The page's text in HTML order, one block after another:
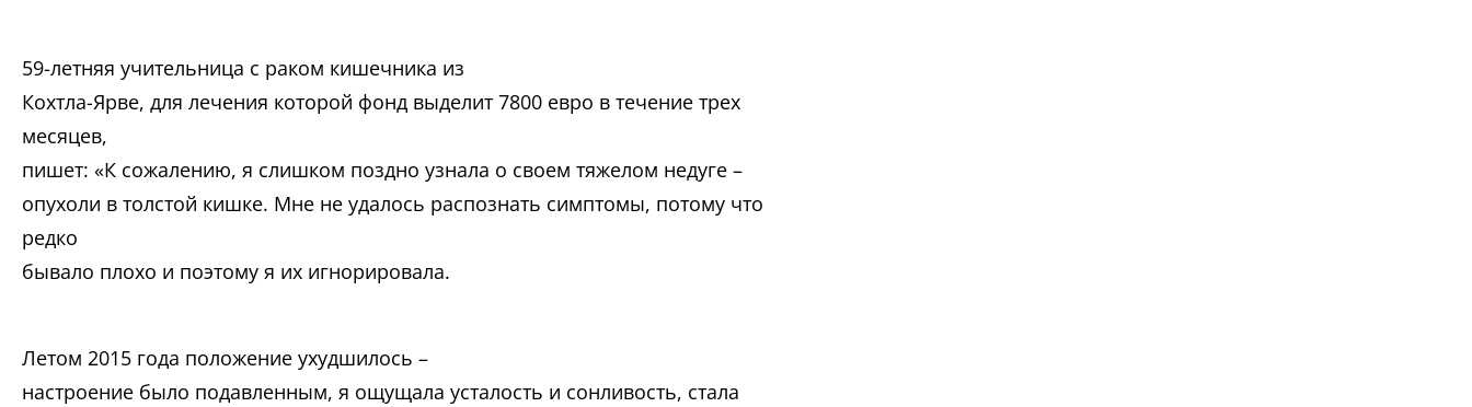
59-летняя учительница с раком кишечника из
Кохтла-Ярве, для лечения которой фонд выделит 7800 евро в течение трех
месяцев,
пишет: «К сожалению, я слишком поздно узнала о своем тяжелом недуге –
опухоли в толстой кишке. Мне не удалось распознать симптомы, потому что
редко
бывало плохо и поэтому я их игнорировала.
Летом 2015 года положение ухудшилось –
настроение было подавленным, я ощущала усталость и сонливость, стала